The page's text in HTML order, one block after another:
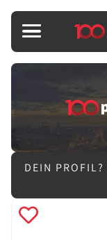
DEIN PROFIL?